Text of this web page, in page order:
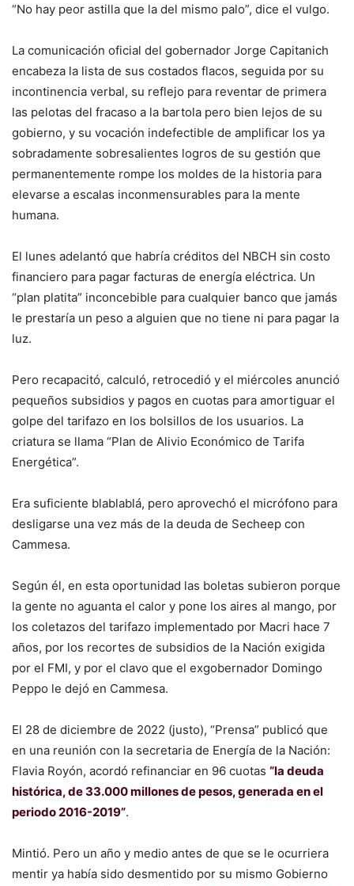
“No hay peor astilla que la del mismo palo”, dice el vulgo.
La comunicación oficial del gobernador Jorge Capitanich
encabeza la lista de sus costados flacos, seguida por su
incontinencia verbal, su reflejo para reventar de primera
las pelotas del fracaso a la bartola pero bien lejos de su
gobierno, y su vocación indefectible de amplificar los ya
sobradamente sobresalientes logros de su gestión que
permanentemente rompe los moldes de la historia para
elevarse a escalas inconmensurables para la mente
humana.
El lunes adelantó que habría créditos del NBCH sin costo
financiero para pagar facturas de energía eléctrica. Un
“plan platita” inconcebible para cualquier banco que jamás
le prestaría un peso a alguien que no tiene ni para pagar la
luz.
Pero recapacitó, calculó, retrocedió y el miércoles anunció
pequeños subsidios y pagos en cuotas para amortiguar el
golpe del tarifazo en los bolsillos de los usuarios. La
criatura se llama “Plan de Alivio Económico de Tarifa
Energética”.
Era suficiente blablablá, pero aprovechó el micrófono para
desligarse una vez más de la deuda de Secheep con
Cammesa.
Según él, en esta oportunidad las boletas subieron porque
la gente no aguanta el calor y pone los aires al mango, por
los coletazos del tarifazo implementado por Macri hace 7
años, por los recortes de subsidios de la Nación exigida
por el FMI, y por el clavo que el exgobernador Domingo
Peppo le dejó en Cammesa.
El 28 de diciembre de 2022 (justo), “Prensa” publicó que
en una reunión con la secretaria de Energía de la Nación:
Flavia Royón, acordó refinanciar en 96 cuotas “la deuda
histórica, de 33.000 millones de pesos, generada en el
periodo 2016-2019”.
Mintió. Pero un año y medio antes de que se le ocurriera
mentir ya había sido desmentido por su mismo Gobierno